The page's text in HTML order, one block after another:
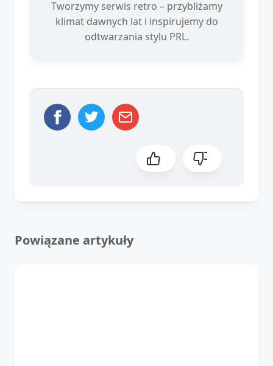
Tworzymy serwis retro – przybliżamy
klimat dawnych lat i inspirujemy do
odtwarzania stylu PRL.
Powiązane artykuły